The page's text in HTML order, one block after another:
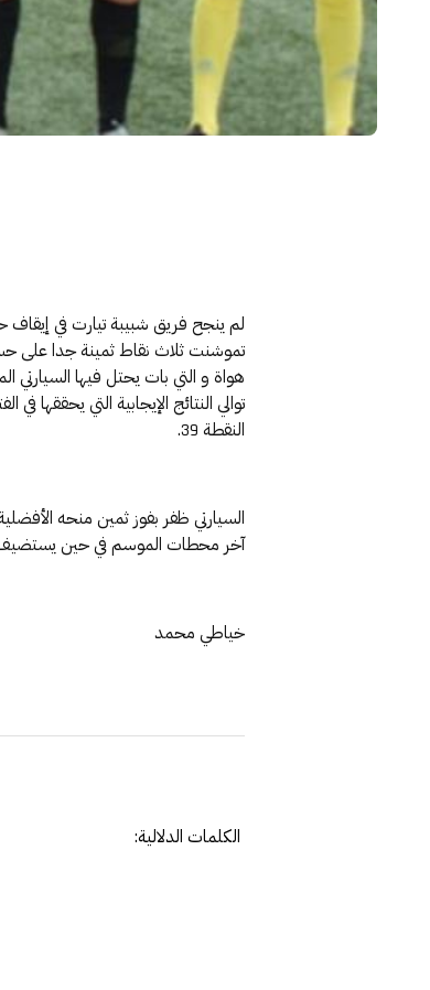
تموشنت ثلاث نقاط ثمينة جدا على
توالي النتائج الإيجابية التي
النقطة 39.
السيارتي ظفر بفوز ثمين منحه
آخر محطات الموسم في حين يستضيف
خياطي محمد
الكلمات الدلالية: